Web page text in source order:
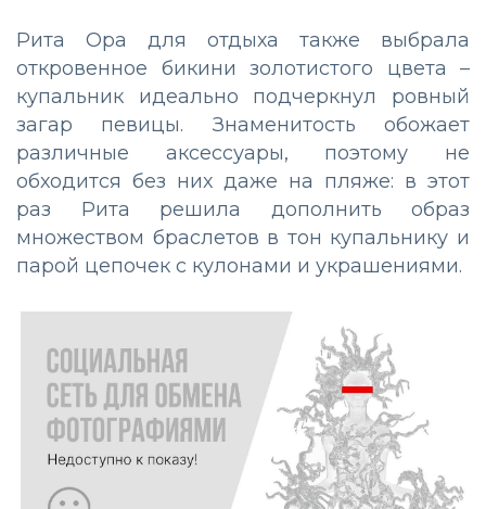
Рита Ора для отдыха также выбрала
откровенное бикини золотистого цвета –
купальник идеально подчеркнул ровный
загар певицы. Знаменитость обожает
различные аксессуары, поэтому не
обходится без них даже на пляже: в этот
раз Рита решила дополнить образ
множеством браслетов в тон купальнику и
парой цепочек с кулонами и украшениями.